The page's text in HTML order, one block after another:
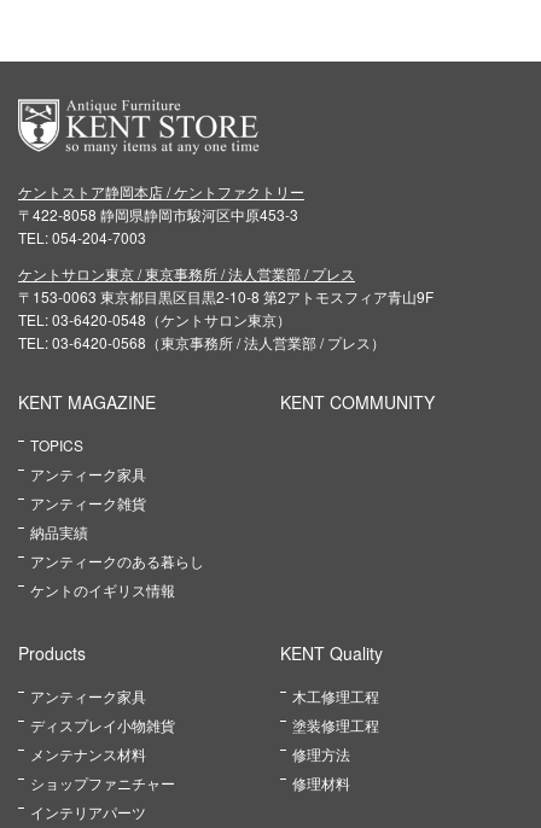
ケントストア静岡本店 / ケントファクトリー
〒422-8058 静岡県静岡市駿河区中原453-3
TEL: 054-204-7003
ケントサロン東京 / 東京事務所 / 法人営業部 / プレス
〒153-0063 東京都目黒区目黒2-10-8 第2アトモスフィア青山9F
TEL: 03-6420-0548（ケントサロン東京）
TEL: 03-6420-0568（東京事務所 / 法人営業部 / プレス）
KENT MAGAZINE
TOPICS
アンティーク家具
アンティーク雑貨
納品実績
アンティークのある暮らし
ケントのイギリス情報
KENT COMMUNITY
Products
アンティーク家具
ディスプレイ小物雑貨
メンテナンス材料
ショップファニチャー
インテリアパーツ
KENT Quality
木工修理工程
塗装修理工程
修理方法
修理材料